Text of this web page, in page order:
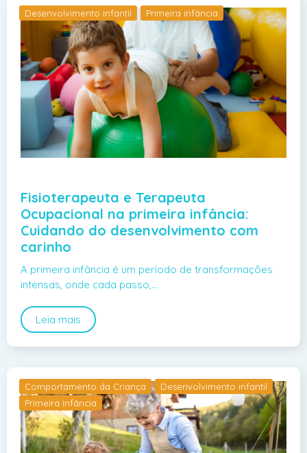
Desenvolvimento infantil Primeira infância
Fisioterapeuta e Terapeuta
Ocupacional na primeira infância:
Cuidando do desenvolvimento com
carinho
A primeira infância é um período de transformações
intensas, onde cada passo,…
Leia mais
Comportamento da Criança
Desenvolvimento infantil
Primeira infância